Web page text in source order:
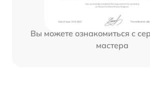
Вы можете ознакомиться с
мастера